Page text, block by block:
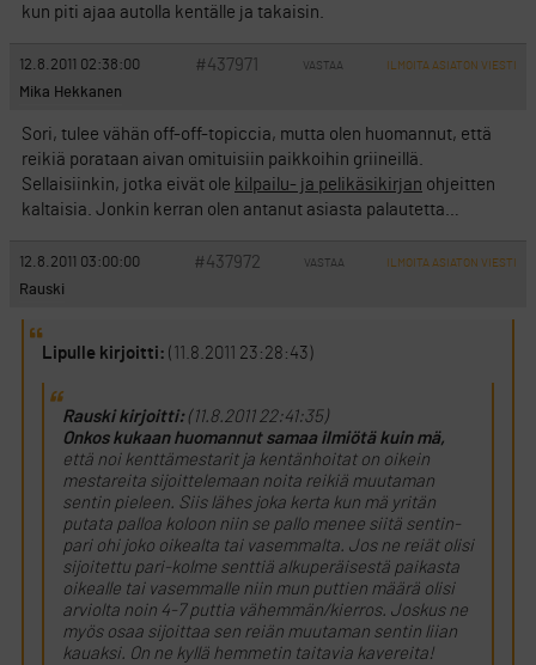
kun piti ajaa autolla kentälle ja takaisin.
12.8.2011 02:38:00 #437971 VASTAA ILMOITA ASIATON VIESTI
Mika Hekkanen
Sori, tulee vähän off-off-topiccia, mutta olen huomannut, että
reikiä porataan aivan omituisiin paikkoihin griineillä.
Sellaisiinkin, jotka eivät ole kilpailu- ja pelikäsikirjan ohjeitten
kaltaisia. Jonkin kerran olen antanut asiasta palautetta…
12.8.2011 03:00:00 #437972 VASTAA ILMOITA ASIATON VIESTI
Rauski
Lipulle kirjoitti: (11.8.2011 23:28:43)
Rauski kirjoitti:(11.8.2011 22:41:35)
Onkos kukaan huomannut samaa ilmiötä kuin mä,
että noi kenttämestarit ja kentänhoitat on oikein
mestareita sijoittelemaan noita reikiä muutaman
sentin pieleen. Siis lähes joka kerta kun mä yritän
putata palloa koloon niin se pallo menee siitä sentin-
pari ohi joko oikealta tai vasemmalta. Jos ne reiät olisi
sijoitettu pari-kolme senttiä alkuperäisestä paikasta
oikealle tai vasemmalle niin mun puttien määrä olisi
arviolta noin 4-7 puttia vähemmän/kierros. Joskus ne
myös osaa sijoittaa sen reiän muutaman sentin liian
kauaksi. On ne kyllä hemmetin taitavia kavereita!